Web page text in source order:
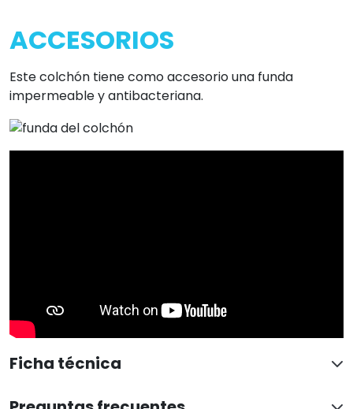
ACCESORIOS
Este colchón tiene como accesorio una funda
impermeable y antibacteriana.
Ficha técnica